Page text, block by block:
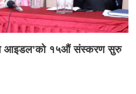
आइडल’को १५औं संस्करण सुरु